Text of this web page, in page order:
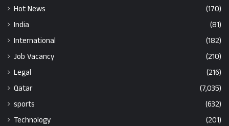
Hot News
(170)
India
(81)
International
(182)
Job Vacancy
(210)
Legal
(216)
Qatar
(7,035)
sports
(632)
Technology
(201)